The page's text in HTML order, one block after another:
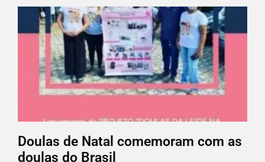
Doulas de Natal comemoram com as
doulas do Brasil